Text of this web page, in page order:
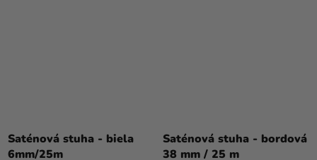
Saténová stuha - biela
6mm/25m
Saténová stuha - bordová
38 mm / 25 m